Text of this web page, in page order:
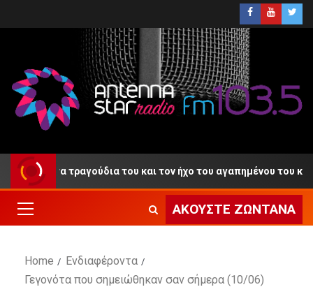
με τα τραγούδια του και τον ήχο του αγαπημένου του κλαρίνου
ΑΚΟΎΣΤΕ ΖΩΝΤΑΝΆ
Home
Ενδιαφέροντα
Γεγονότα που σημειώθηκαν σαν σήμερα (10/06)